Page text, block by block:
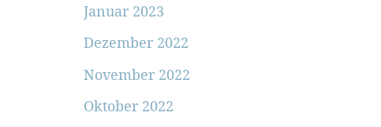
Januar 2023
Dezember 2022
November 2022
Oktober 2022